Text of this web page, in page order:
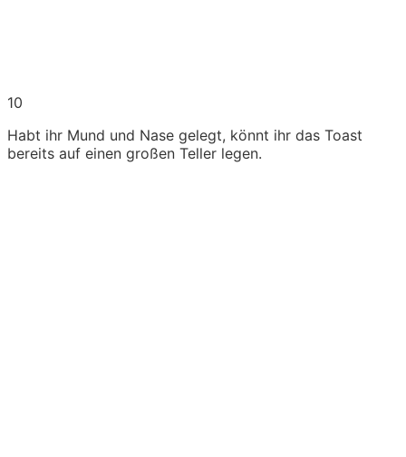
10
Habt ihr Mund und Nase gelegt, könnt ihr das Toast
bereits auf einen großen Teller legen.